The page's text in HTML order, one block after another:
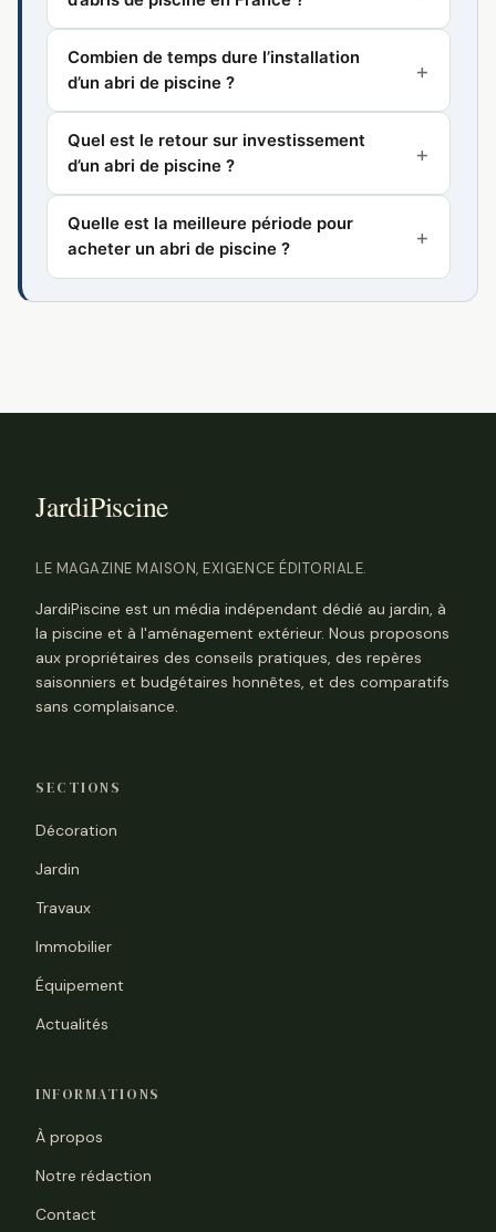
Combien de temps dure l’installation
d’un abri de piscine ?
Quel est le retour sur investissement
d’un abri de piscine ?
Quelle est la meilleure période pour
acheter un abri de piscine ?
LE MAGAZINE MAISON, EXIGENCE ÉDITORIALE.
JardiPiscine est un média indépendant dédié au jardin, à
la piscine et à l'aménagement extérieur. Nous proposons
aux propriétaires des conseils pratiques, des repères
saisonniers et budgétaires honnêtes, et des comparatifs
sans complaisance.
SECTIONS
Décoration
Jardin
Travaux
Immobilier
Équipement
Actualités
INFORMATIONS
À propos
Notre rédaction
Contact